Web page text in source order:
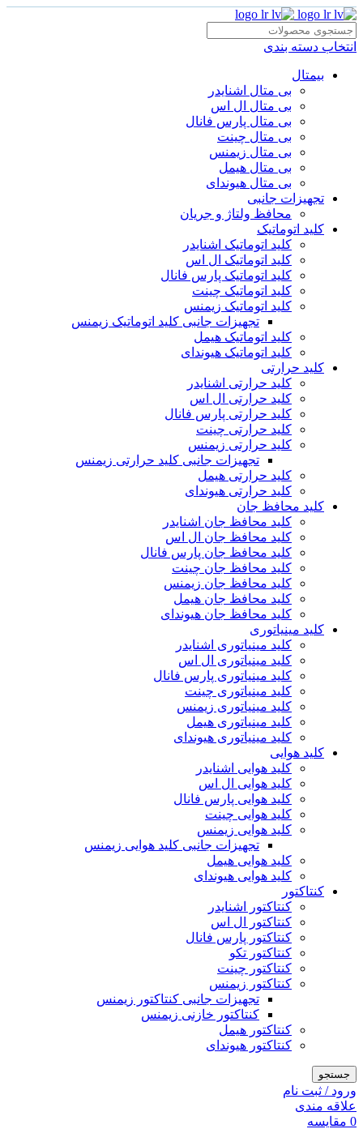
انتخاب دسته بندی
بیمتال
بی متال اشنایدر
بی متال ال اس
بی متال پارس فانال
بی متال چینت
بی متال زیمنس
بی متال هیمل
بی متال هیوندای
تجهیزات جانبی
محافظ ولتاژ و‌ جریان
کلید اتوماتیک
کلید اتوماتیک اشنایدر
کلید اتوماتیک ال اس
کلید اتوماتیک پارس فانال
کلید اتوماتیک چینت
کلید اتوماتیک زیمنس
تجهیزات جانبی کلید اتوماتیک زیمنس
کلید اتوماتیک هیمل
کلید اتوماتیک هیوندای
کلید حرارتی
کلید حرارتی اشنایدر
کلید حرارتی ال اس
کلید حرارتی پارس فانال
کلید حرارتی چینت
کلید حرارتی زیمنس
تجهیزات جانبی کلید حرارتی زیمنس
کلید حرارتی هیمل
کلید حرارتی هیوندای
کلید محافظ جان
کلید محافظ جان اشنایدر
کلید محافظ جان ال اس
کلید محافظ جان پارس فانال
کلید محافظ جان چینت
کلید محافظ جان زیمنس
کلید محافظ جان هیمل
کلید محافظ جان هیوندای
کلید مینیاتوری
کلید مینیاتوری اشنایدر
کلید مینیاتوری ال اس
کلید مینیاتوری پارس فانال
کلید مینیاتوری چینت
کلید مینیاتوری زیمنس
کلید مینیاتوری هیمل
کلید مینیاتوری هیوندای
کلید هوایی
کلید هوایی اشنایدر
کلید هوایی ال اس
کلید هوایی پارس فانال
کلید هوایی چینت
کلید هوایی زیمنس
تجهیزات جانبی کلید هوایی زیمنس
کلید هوایی هیمل
کلید هوایی هیوندای
کنتاکتور
کنتاکتور اشنایدر
کنتاکتور ال اس
کنتاکتور پارس فانال
کنتاکتور تکو
کنتاکتور چینت
کنتاکتور زیمنس
تجهیزات جانبی کنتاکتور زیمنس
کنتاکتور خازنی زیمنس
کنتاکتور هیمل
کنتاکتور هیوندای
جستجو
ورود / ثبت نام
علاقه مندی
0 مقایسه